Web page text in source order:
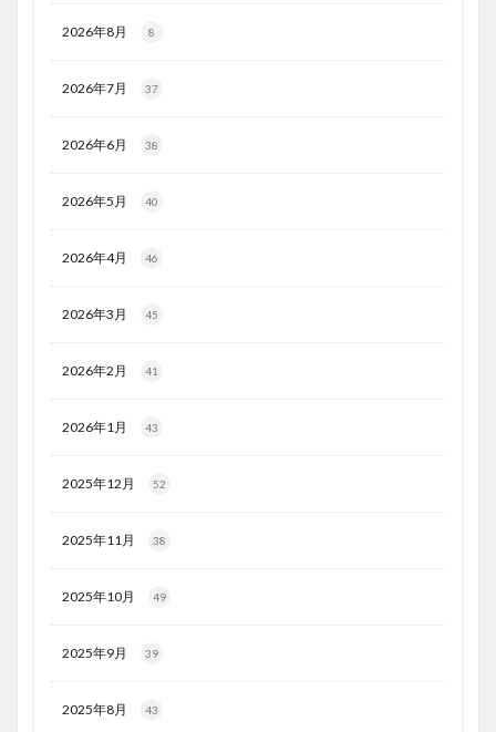
2026年8月 8
2026年7月 37
2026年6月 38
2026年5月 40
2026年4月 46
2026年3月 45
2026年2月 41
2026年1月 43
2025年12月 52
2025年11月 38
2025年10月 49
2025年9月 39
2025年8月 43